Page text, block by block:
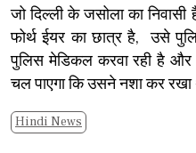
जो दिल्ली के जसोला का निवासी
फोर्थ ईयर का छात्र है, उसे
पुलिस मेडिकल करवा रही है और
चल पाएगा कि उसने नशा कर रखा
Hindi News